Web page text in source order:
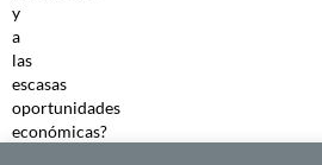
y
a
las
escasas
oportunidades
económicas?